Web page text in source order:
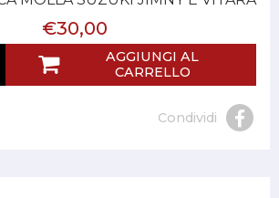
€30,00
AGGIUNGI AL
CARRELLO
Condividi